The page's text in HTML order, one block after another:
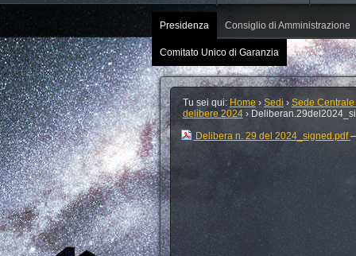
Presidenza Consiglio di Amministrazione
Comitato Unico di Garanzia
Tu sei qui: Home › Sedi › Sede Centrale
delibere 2024 ›
Delibera n. 29 del 2024_signed.pdf